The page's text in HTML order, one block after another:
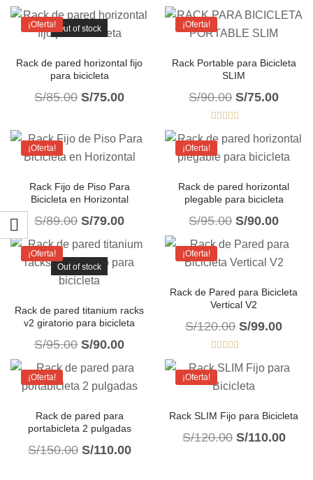
¡Oferta! Out of stock
Rack de pared horizontal fijo
para bicicleta
S/85.00 S/75.00
¡Oferta!
Rack Portable para Bicicleta
SLIM
S/90.00 S/75.00
con5.00de
¡Oferta!
Rack Fijo de Piso Para
Bicicleta en Horizontal
S/89.00 S/79.00
¡Oferta!
Rack de pared horizontal
plegable para bicicleta
S/95.00 S/90.00
¡Oferta!
Out of stock
Rack de pared titanium racks
v2 giratorio para bicicleta
S/95.00 S/90.00
¡Oferta!
Rack de Pared para Bicicleta
Vertical V2
S/120.00 S/99.00
con
5.00 de
¡Oferta!
Rack de pared para
portabicleta 2 pulgadas
S/150.00 S/110.00
¡Oferta!
Rack SLIM Fijo para Bicicleta
S/120.00 S/110.00